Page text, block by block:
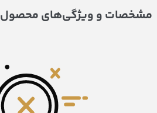
مشخصات و ویژگی‌های محصول